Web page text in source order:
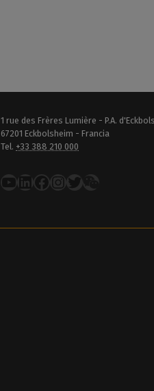
1 rue des Frères Lumière - P.A.
67201 Eckbolsheim - Francia
Tel. +33 388 210 000
YouTube
LinkedIn
Facebook
Instagram
Twitter